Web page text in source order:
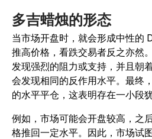
多吉蜡烛的形态
当市场开盘时，就会形成中性的
推高价格，看跌交易者反之亦然
发现强烈的阻力或支持，并且朝
会发现相同的反作用水平。最终
的水平平仓，这表明存在一小段犹
例如，市场可能会开盘较高，之
格推回一定水平。因此，市场试